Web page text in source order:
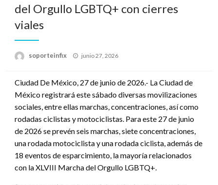
del Orgullo LGBTQ+ con cierres
viales
soporteinfix
Publicado
junio 27, 2026
Ciudad De México, 27 de junio de 2026.- La Ciudad de
México registrará este sábado diversas movilizaciones
sociales, entre ellas marchas, concentraciones, así como
rodadas ciclistas y motociclistas. Para este 27 de junio
de 2026 se prevén seis marchas, siete concentraciones,
una rodada motociclista y una rodada ciclista, además de
18 eventos de esparcimiento, la mayoría relacionados
con la XLVIII Marcha del Orgullo LGBTQ+.